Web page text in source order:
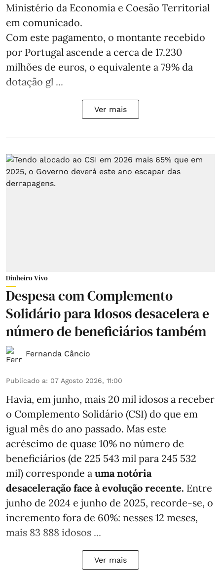
Ministério da Economia e Coesão Territorial
em comunicado.
Com este pagamento, o montante recebido
por Portugal ascende a cerca de 17.230
milhões de euros, o equivalente a 79% da
dotação gl ...
Ver mais
Dinheiro Vivo
Despesa com Complemento
Solidário para Idosos desacelera e
número de beneficiários também
Fernanda Câncio
Publicado a: 07 Agosto 2026, 11:00
Havia, em junho, mais 20 mil idosos a receber
o Complemento Solidário (CSI) do que em
igual mês do ano passado. Mas este
acréscimo de quase 10% no número de
beneficiários (de 225 543 mil para 245 532
mil) corresponde a uma notória
desaceleração face à evolução recente. Entre
junho de 2024 e junho de 2025, recorde-se, o
incremento fora de 60%: nesses 12 meses,
mais 83 888 idosos ...
Ver mais